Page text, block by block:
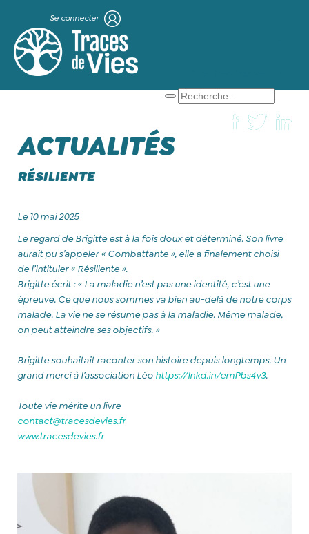
Se connecter
ACTUALITÉS
RÉSILIENTE
Le 10 mai 2025
Le regard de Brigitte est à la fois doux et déterminé. Son livre
aurait pu s’appeler « Combattante », elle a finalement choisi
de l’intituler « Résiliente ».
Brigitte écrit : « La maladie n’est pas une identité, c’est une
épreuve. Ce que nous sommes va bien au-delà de notre corps
malade. La vie ne se résume pas à la maladie. Même malade,
on peut atteindre ses objectifs. »
Brigitte souhaitait raconter son histoire depuis longtemps. Un
grand merci à l’association Léo https://lnkd.in/emPbs4v3.
Toute vie mérite un livre
contact@tracesdevies.fr
www.tracesdevies.fr